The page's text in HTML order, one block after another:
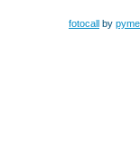
fotocall by